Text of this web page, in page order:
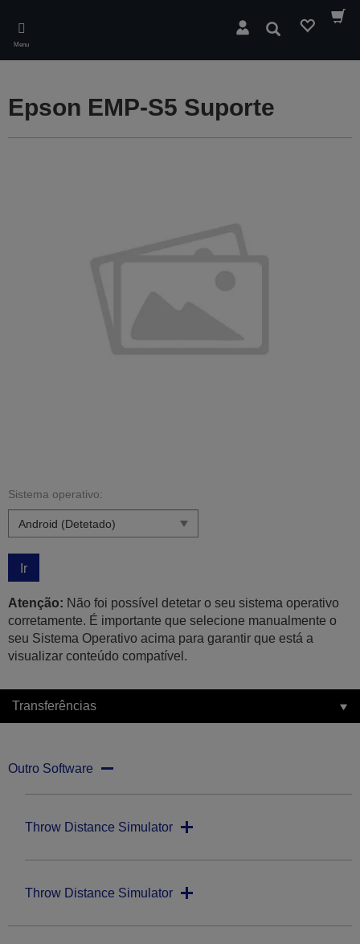
main
content
Menu
Pesquisar
Epson EMP-S5 Suporte
Sistema operativo:
Ir
Atenção: Não foi possível detetar o seu sistema operativo
corretamente. É importante que selecione manualmente o
seu Sistema Operativo acima para garantir que está a
visualizar conteúdo compatível.
Transferências
Outro Software
Throw Distance Simulator
Throw Distance Simulator